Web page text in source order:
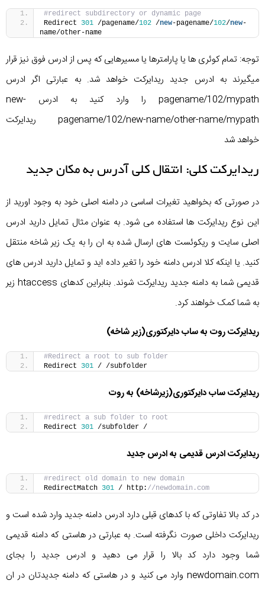
#redirect subdirectory or dynamic page
Redirect 301 /pagename/102 /new-pagename/102/new-
name/other-name
توجه: تمام کوئری ها یا پارامترها یا مسیرهایی که پس از ادرس فوق نیز قرار
میگیرند به ادرس جدید ریدایرکت خواهد شد. به عبارتی اگر ادرس
pagename/102/mypath را وارد کنید به ادرس new-
pagename/102/new-name/other-name/mypath ریدایرکت
خواهد شد
ریدایرکت کلی: انتقال کلی آدرس به مکان جدید
در صورتی که بخواهید تغیرات اساسی در دامنه اصلی خود به وجود اورید از
این نوع ریدایرکت ها استفاده می شود. به عنوان مثال تمایل دارید ادرس
اصلی سایت و ریکوئست های ارسال شده به ان را به یک زیر شاخه منتقل
کنید. یا اینکه کلا ادرس دامنه خود را تغیر داده اید و تمایل دارید ادرس های
قدیمی شما به دامنه جدید ریدایرکت شوند. بنابراین کدهای htaccess زیر
به شما کمک خواهند کرد.
ریدایرکت روت به ساب دایرکتوری(زیر شاخه)
#Redirect a root to sub folder
Redirect 301 / /subfolder
ریدایرکت ساب دایرکتوری(زیرشاخه) به روت
#redirect a sub folder to root
Redirect 301 /subfolder /
ریدایرکت ادرس قدیمی به ادرس جدید
#redirect old domain to new domain
RedirectMatch 301 / http: //newdomain.com
در کد بالا تفاوتی که با کدهای قبلی دارد ادرس دامنه جدید وارد شده است و
ریدایرکت داخلی صورت نگرفته است. به عبارتی در هاستی که دامنه قدیمی
شما وجود دارد کد بالا را قرار می دهید و ادرس جدید را بجای
newdomain.com وارد می کنید و در هاستی که دامنه جدیدتان در ان